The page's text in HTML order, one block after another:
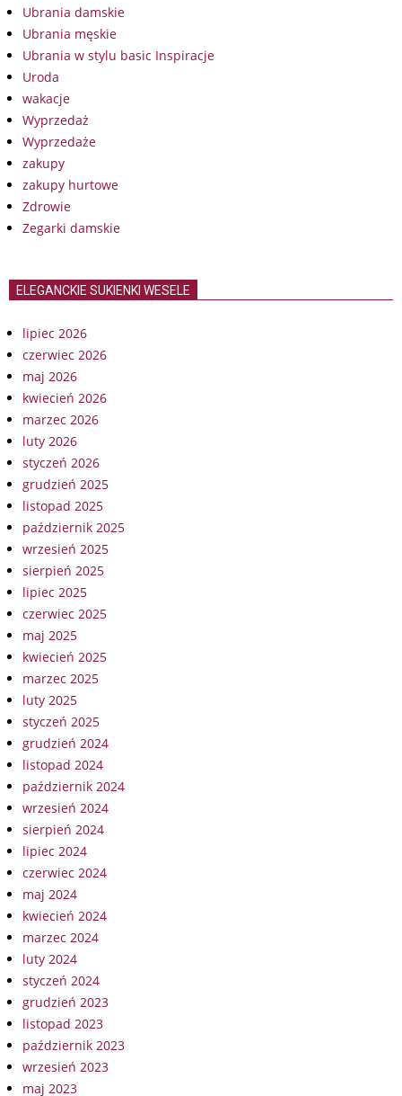
Ubrania damskie
Ubrania męskie
Ubrania w stylu basic Inspiracje
Uroda
wakacje
Wyprzedaż
Wyprzedaże
zakupy
zakupy hurtowe
Zdrowie
Zegarki damskie
ELEGANCKIE SUKIENKI WESELE
lipiec 2026
czerwiec 2026
maj 2026
kwiecień 2026
marzec 2026
luty 2026
styczeń 2026
grudzień 2025
listopad 2025
październik 2025
wrzesień 2025
sierpień 2025
lipiec 2025
czerwiec 2025
maj 2025
kwiecień 2025
marzec 2025
luty 2025
styczeń 2025
grudzień 2024
listopad 2024
październik 2024
wrzesień 2024
sierpień 2024
lipiec 2024
czerwiec 2024
maj 2024
kwiecień 2024
marzec 2024
luty 2024
styczeń 2024
grudzień 2023
listopad 2023
październik 2023
wrzesień 2023
maj 2023